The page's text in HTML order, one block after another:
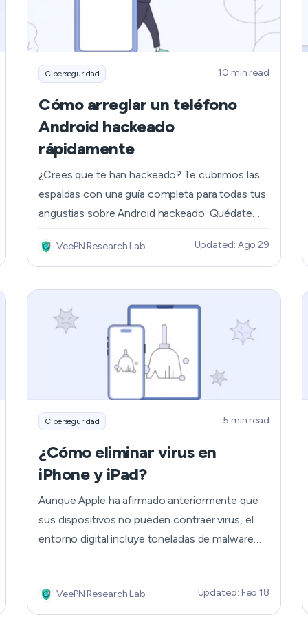
How Does a VPN Work?
Ciberseguridad 10 min read
Cómo arreglar un teléfono
Android hackeado
rápidamente
¿Crees que te han hackeado? Te cubrimos las
espaldas con una guía completa para todas tus
angustias sobre Android hackeado. Quédate
respuestas que necesitas y aprender a arreglar
un teléfono android hackeado.
VeePN Research Lab Updated: Ago 29
Ciberseguridad 5 min read
¿Cómo eliminar virus en
iPhone y iPad?
Aunque Apple ha afirmado anteriormente que
sus dispositivos no pueden contraer virus, el
entorno digital incluye toneladas de malware
troyanos, adware y otros programas que
VeePN Research Lab Updated: Feb 18